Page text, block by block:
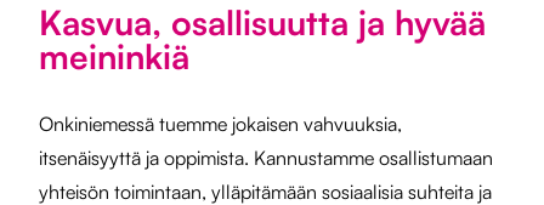
Kasvua, osallisuutta ja hyvää
meininkiä
Onkiniemessä tuemme jokaisen vahvuuksia,
itsenäisyyttä ja oppimista. Kannustamme osallistumaan
yhteisön toimintaan, ylläpitämään sosiaalisia suhteita ja